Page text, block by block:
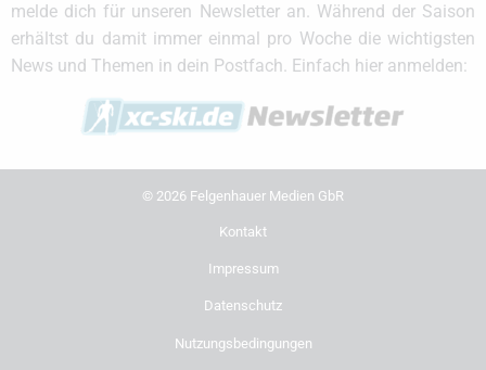
melde dich für unseren Newsletter an. Während der Saison
erhältst du damit immer einmal pro Woche die wichtigsten
News und Themen in dein Postfach. Einfach hier anmelden:
© 2026 Felgenhauer Medien GbR
Kontakt
Impressum
Datenschutz
Nutzungsbedingungen